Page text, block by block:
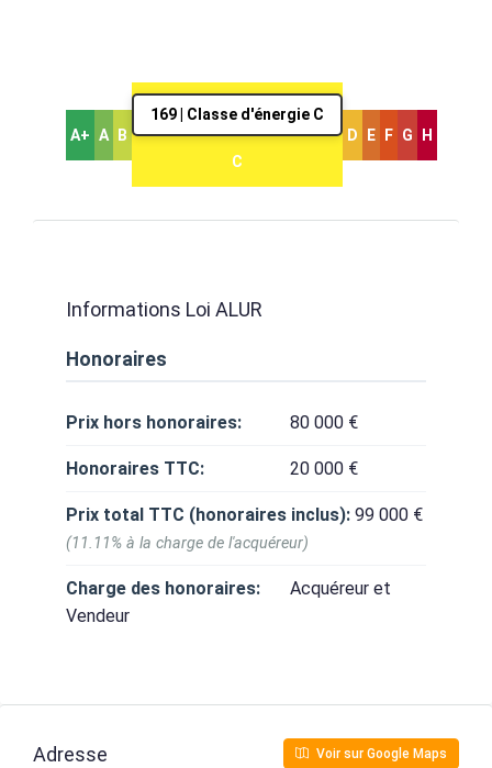
A+ A B
169 | Classe d'énergie C
C
D E F G H
Informations Loi ALUR
Honoraires
Prix hors honoraires: 80 000 €
Honoraires TTC: 20 000 €
Prix total TTC (honoraires inclus): 99 000 €
(11.11% à la charge de l'acquéreur)
Charge des honoraires:
Acquéreur et
Vendeur
Adresse Voir sur Google Maps